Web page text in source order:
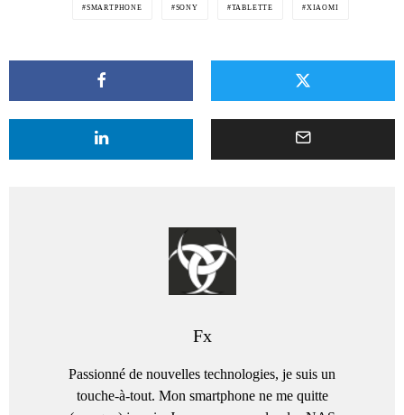
SMARTPHONE SONY TABLETTE XIAOMI
Fx
Passionné de nouvelles technologies, je suis un
touche-à-tout. Mon smartphone ne me quitte